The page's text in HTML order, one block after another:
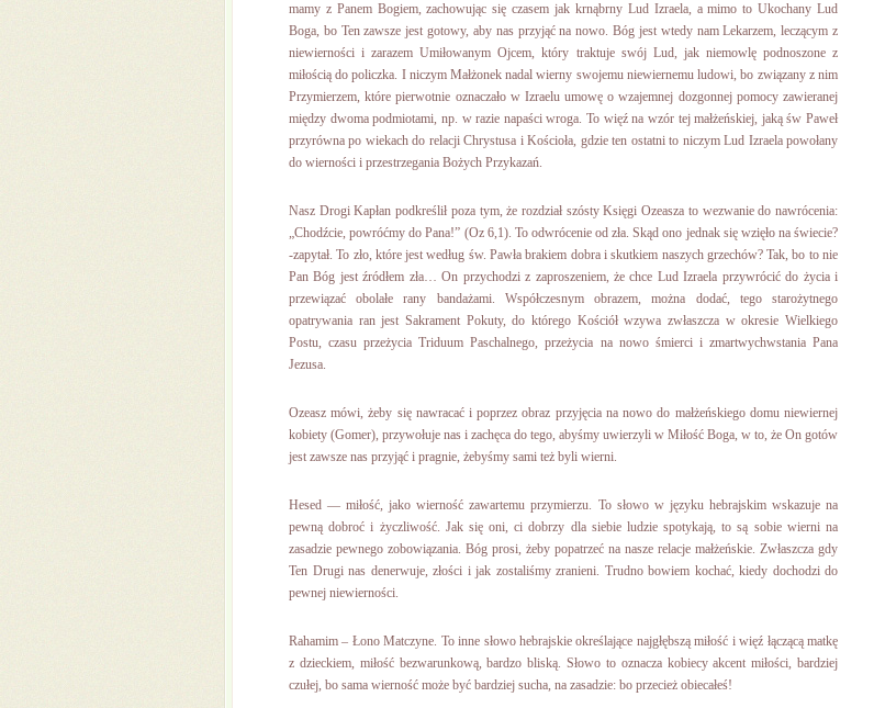
mamy z Panem Bogiem, zachowując się czasem jak krnąbrny Lud Izraela, a mimo to Ukochany Lud
Boga, bo Ten zawsze jest gotowy, aby nas przyjąć na nowo. Bóg jest wtedy nam Lekarzem, leczącym z
niewierności i zarazem Umiłowanym Ojcem, który traktuje swój Lud, jak niemowlę podnoszone z
miłością do policzka. I niczym Małżonek nadal wierny swojemu niewiernemu ludowi, bo związany z nim
Przymierzem, które pierwotnie oznaczało w Izraelu umowę o wzajemnej dozgonnej pomocy zawieranej
między dwoma podmiotami, np. w razie napaści wroga. To więź na wzór tej małżeńskiej, jaką św Paweł
przyrówna po wiekach do relacji Chrystusa i Kościoła, gdzie ten ostatni to niczym Lud Izraela powołany
do wierności i przestrzegania Bożych Przykazań.
Nasz Drogi Kapłan podkreślił poza tym, że rozdział szósty Księgi Ozeasza to wezwanie do nawrócenia:
„Chodźcie, powróćmy do Pana!” (Oz 6,1). To odwrócenie od zła. Skąd ono jednak się wzięło na świecie?
-zapytał. To zło, które jest według św. Pawła brakiem dobra i skutkiem naszych grzechów? Tak, bo to nie
Pan Bóg jest źródłem zła… On przychodzi z zaproszeniem, że chce Lud Izraela przywrócić do życia i
przewiązać obolałe rany bandażami. Współczesnym obrazem, można dodać, tego starożytnego
opatrywania ran jest Sakrament Pokuty, do którego Kościół wzywa zwłaszcza w okresie Wielkiego
Postu, czasu przeżycia Triduum Paschalnego, przeżycia na nowo śmierci i zmartwychwstania Pana
Jezusa.
Ozeasz mówi, żeby się nawracać i poprzez obraz przyjęcia na nowo do małżeńskiego domu niewiernej
kobiety (Gomer), przywołuje nas i zachęca do tego, abyśmy uwierzyli w Miłość Boga, w to, że On gotów
jest zawsze nas przyjąć i pragnie, żebyśmy sami też byli wierni.
Hesed — miłość, jako wierność zawartemu przymierzu. To słowo w języku hebrajskim wskazuje na
pewną dobroć i życzliwość. Jak się oni, ci dobrzy dla siebie ludzie spotykają, to są sobie wierni na
zasadzie pewnego zobowiązania. Bóg prosi, żeby popatrzeć na nasze relacje małżeńskie. Zwłaszcza gdy
Ten Drugi nas denerwuje, złości i jak zostaliśmy zranieni. Trudno bowiem kochać, kiedy dochodzi do
pewnej niewierności.
Rahamim – Łono Matczyne. To inne słowo hebrajskie określające najgłębszą miłość i więź łączącą matkę
z dzieckiem, miłość bezwarunkową, bardzo bliską. Słowo to oznacza kobiecy akcent miłości, bardziej
czułej, bo sama wierność może być bardziej sucha, na zasadzie: bo przecież obiecałeś!